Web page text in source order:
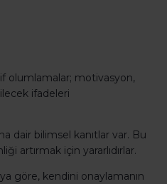
olumlamalar; motivasyon,
ifadeleri
dair bilimsel kanıtlar var. Bu
artırmak için yararlıdırlar.
göre, kendini onaylamanın